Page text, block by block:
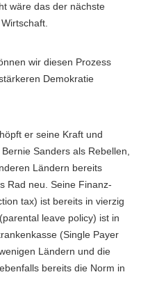
wäre das der nächste
wir diesen Prozess
Demokratie
er seine Kraft und
Sanders als Rebellen,
Ländern bereits
Rad neu. Seine Finanz-
tax) ist bereits in vierzig
leave policy) ist in
(Single Payer
Ländern und die
bereits die Norm in